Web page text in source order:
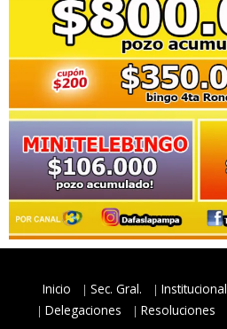
Inicio Sec. Gral. Institucional
Delegaciones
Resoluciones